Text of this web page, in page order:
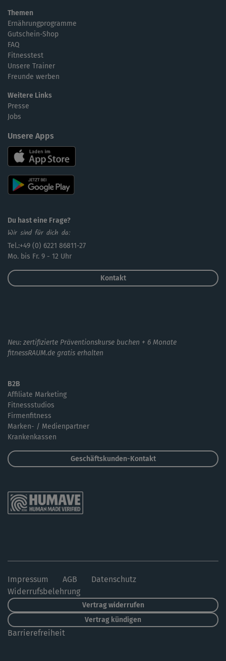
Themen
Ernährungprogramme
Gutschein-Shop
FAQ
Fitnesstest
Unsere Trainer
Freunde werben
Weitere Links
Presse
Jobs
Unsere Apps
Du hast eine Frage?
Wir sind für dich da:
Tel.:+49 (0) 6221 86811-27
Mo. bis Fr. 9 - 12 Uhr
Kontakt
Neu: zertifizierte Präventionskurse buchen + 6 Monate
fitnessRAUM.de gratis erhalten
B2B
Affiliate Marketing
Fitnessstudios
Firmenfitness
Marken- / Medienpartner
Krankenkassen
Geschäftskunden-Kontakt
Impressum AGB
Datenschutz
Widerrufsbelehrung
Vertrag widerrufen
Vertrag kündigen
Barrierefreiheit